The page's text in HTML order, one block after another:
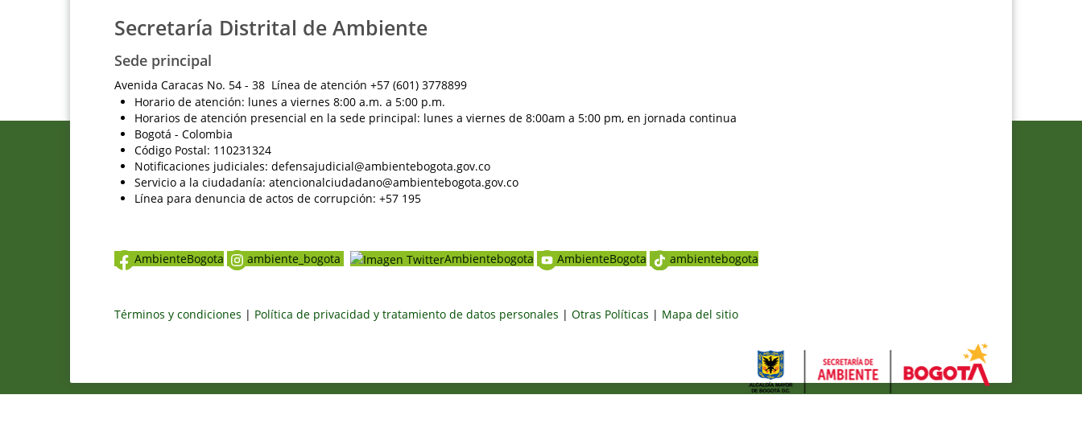
Secretaría Distrital de Ambiente
Sede principal
Avenida Caracas No. 54 - 38 Línea de atención +57 (601) 3778899
Horario de atención: lunes a viernes 8:00 a.m. a 5:00 p.m.
Horarios de atención presencial en la sede principal: lunes a viernes de 8:00am a 5:00 pm, en jornada continua
Bogotá - Colombia
Código Postal: 110231324
Notificaciones judiciales: defensajudicial@ambientebogota.gov.co
Servicio a la ciudadanía: atencionalciudadano@ambientebogota.gov.co
Línea para denuncia de actos de corrupción: +57 195
AmbienteBogota ambiente_bogota Ambientebogota AmbienteBogota ambientebogota
Términos y condiciones | Política de privacidad y tratamiento de datos personales | Otras Políticas | Mapa del sitio